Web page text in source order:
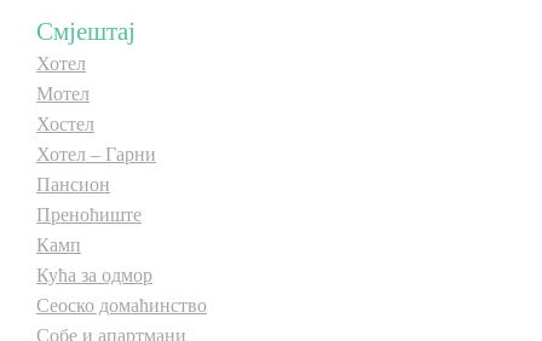
Смјештај
Хотел
Мотел
Хостел
Хотел – Гарни
Пансион
Преноћиште
Камп
Кућа за одмор
Сеоско домаћинство
Собе и апартмани